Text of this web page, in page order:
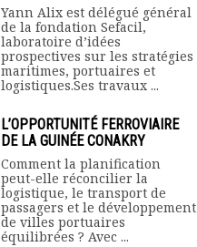
Yann Alix est délégué général
de la fondation Sefacil,
laboratoire d’idées
prospectives sur les stratégies
maritimes, portuaires et
logistiques.Ses travaux ...
L’OPPORTUNITÉ FERROVIAIRE
DE LA GUINÉE CONAKRY
Comment la planification
peut-elle réconcilier la
logistique, le transport de
passagers et le développement
de villes portuaires
équilibrées ? Avec ...